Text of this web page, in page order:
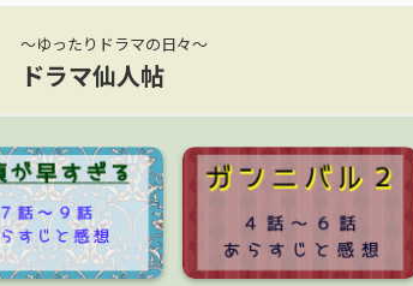
～ゆったりドラマの日々～
ドラマ仙人帖